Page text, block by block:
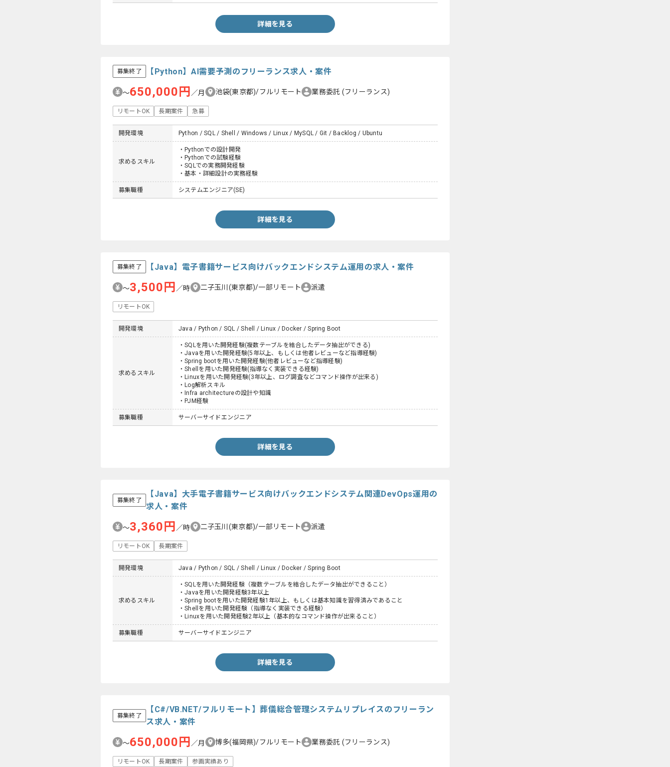
詳細を見る
募集終了 【Python】AI需要予測のフリーランス求人・案件
〜650,000円 ／月 池袋(東京都)/フルリモート 業務委託 (フリーランス)
リモートOK 長期案件 急募
開発環境 Python / SQL / Shell / Windows / Linux / MySQL / Git / Backlog / Ubuntu
求めるスキル
・Pythonでの設計開発
・Pythonでの試験経験
・SQLでの実務開発経験
・基本・詳細設計の実務経験
募集職種 システムエンジニア(SE)
詳細を見る
募集終了 【Java】電子書籍サービス向けバックエンドシステム運用の求人・案件
〜3,500円／時 二子玉川(東京都)/一部リモート 派遣
リモートOK
開発環境 Java / Python / SQL / Shell / Linux / Docker / Spring Boot
求めるスキル
・SQLを用いた開発経験(複数テーブルを結合したデータ抽出ができる)
・Javaを用いた開発経験(5年以上、もしくは他者レビューなど指導経験)
・Spring bootを用いた開発経験(他者レビューなど指導経験)
・Shellを用いた開発経験(指導なく実装できる経験)
・Linuxを用いた開発経験(3年以上、ログ調査などコマンド操作が出来る)
・Log解析スキル
・Infra architectureの設計や知識
・PJM経験
募集職種 サーバーサイドエンジニア
詳細を見る
募集終了
【Java】大手電子書籍サービス向けバックエンドシステム関連DevOps運用の
求人・案件
〜3,360円／時 二子玉川(東京都)/一部リモート 派遣
リモートOK 長期案件
開発環境 Java / Python / SQL / Shell / Linux / Docker / Spring Boot
求めるスキル
・SQLを用いた開発経験（複数テーブルを結合したデータ抽出ができること）
・Javaを用いた開発経験3年以上
・Spring bootを用いた開発経験1年以上、もしくは基本知識を習得済みであること
・Shellを用いた開発経験（指導なく実装できる経験）
・Linuxを用いた開発経験2年以上（基本的なコマンド操作が出来ること）
募集職種 サーバーサイドエンジニア
詳細を見る
募集終了
【C#/VB.NET/フルリモート】葬儀総合管理システムリプレイスのフリーラン
ス求人・案件
〜650,000円 ／月 博多(福岡県)/フルリモート 業務委託 (フリーランス)
リモートOK 長期案件 参画実績あり